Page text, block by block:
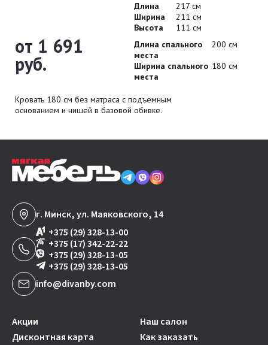
от 1 691
руб.
Длина
217 см
Ширина
211 см
Высота
111 см
Длина спального
места
200 см
Ширина спального
места
180 см
Кровать 180 см без матраса с подъемным
основанием и нишей в базовой обивке.
г. Минск, ул. Маяковского, 14
+375 (29) 328-13-00
+375 (17) 342-22-22
+375 (29) 328-13-05
+375 (29) 328-13-05
info@divanby.com
Акции
Наш салон
Дисконтная карта
Как заказать